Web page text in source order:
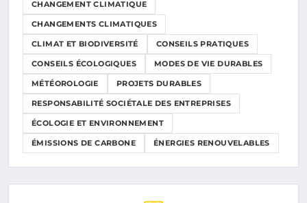
CHANGEMENT CLIMATIQUE
CHANGEMENTS CLIMATIQUES
CLIMAT ET BIODIVERSITÉ CONSEILS PRATIQUES
CONSEILS ÉCOLOGIQUES MODES DE VIE DURABLES
MÉTÉOROLOGIE PROJETS DURABLES
RESPONSABILITÉ SOCIÉTALE DES ENTREPRISES
ÉCOLOGIE ET ENVIRONNEMENT
ÉMISSIONS DE CARBONE ÉNERGIES RENOUVELABLES